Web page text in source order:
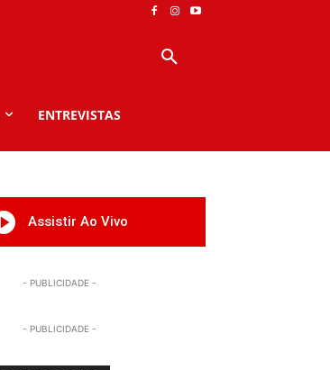
ENTREVISTAS
Assistir Ao Vivo
- PUBLICIDADE -
- PUBLICIDADE -